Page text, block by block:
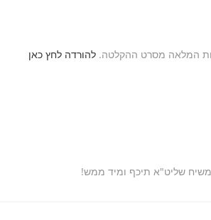
המלאה מסרט ההקלטה. להורדה לחץ כאן
שליט"א תיכף ומיד ממש!